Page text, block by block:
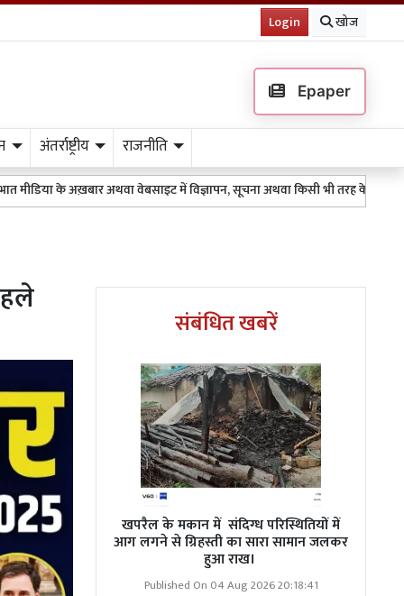
Login खोज
Epaper
अंतर्राष्ट्रीय राजनीति
अथवा वेबसाइट में विज्ञापन, सूचना अथवा किसी भी तरह के प्रकाशन के लिए
संबंधित खबरें
खपरैल के मकान में संदिग्ध परिस्थितियों में
आग लगने से ग्रिहस्ती का सारा सामान जलकर
हुआ राख।
Published On 04 Aug 2026 20:18:41